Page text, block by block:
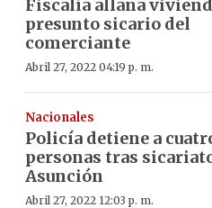
Fiscalía allana
presunto sicario del
comerciante
Abril 27, 2022 04:19 p. m.
Nacionales
Policía detiene a
personas tras
Asunción
Abril 27, 2022 12:03 p. m.